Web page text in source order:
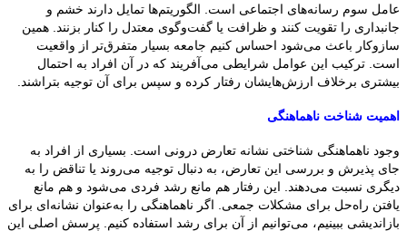
عامل سوم رسانه‌های اجتماعی است. الگوریتم‌ها تمایل دارند خشم و
جانبداری را تقویت کنند و ظرافت یا گفت‌وگوی معتدل را کنار بزنند. همین
سازوکار باعث می‌شود احساس کنیم جامعه بسیار متفرق‌تر از واقعیت
است. ترکیب این عوامل شرایطی می‌آفریند که در آن افراد به احتمال
بیشتری برخلاف ارزش‌هایشان رفتار کرده و سپس برای آن توجیه بتراشند.
اهمیت شناخت ناهماهنگی
وجود ناهماهنگی شناختی نشانه تعارض درونی است. بسیاری از افراد به
جای پذیرش و بررسی این تعارض، به دنبال توجیه می‌روند یا تناقض را به
دیگری نسبت می‌دهند. این رفتار هم مانع رشد فردی می‌شود و هم مانع
یافتن راه‌حل برای مشکلات جمعی. اگر ناهماهنگی را به‌عنوان نشانه‌ای برای
بازاندیشی ببینیم، می‌توانیم از آن برای رشد استفاده کنیم. پرسش اصلی این